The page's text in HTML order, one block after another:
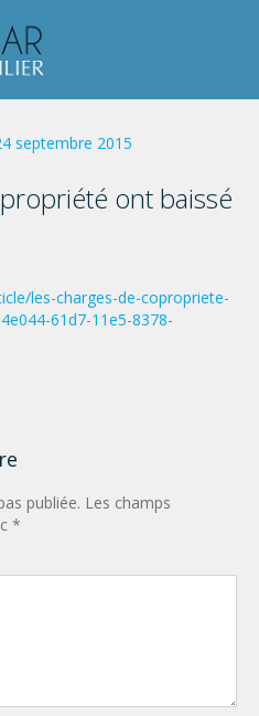
septembre 2015
ont baissé
les-charges-de-copropriete-
61d7-11e5-8378-
publiée. Les champs
*